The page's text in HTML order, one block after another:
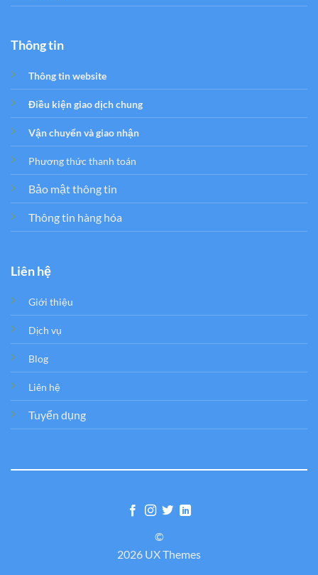
Thông tin
Thông tin website
Điều kiện giao dịch chung
Vận chuyển và giao nhận
Phương thức thanh toán
Bảo mật thông tin
Thông tin hàng hóa
Liên hệ
Giới thiệu
Dịch vụ
Blog
Liên hệ
Tuyển dụng
©
2026 UX Themes